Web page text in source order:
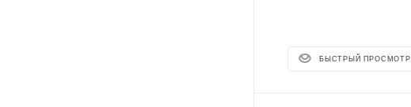
БЫСТРЫЙ ПРОСМОТР